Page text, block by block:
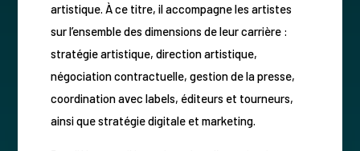
artistique. À ce titre, il accompagne les artistes
sur l’ensemble des dimensions de leur carrière :
stratégie artistique, direction artistique,
négociation contractuelle, gestion de la presse,
coordination avec labels, éditeurs et tourneurs,
ainsi que stratégie digitale et marketing.